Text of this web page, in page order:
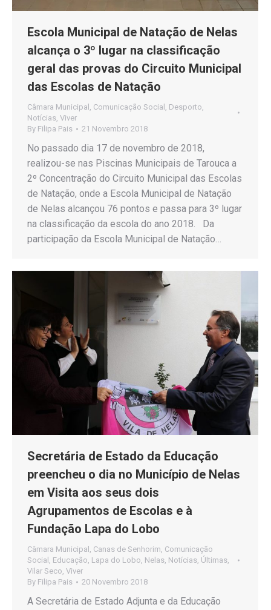
Escola Municipal de Natação de Nelas
alcança o 3º lugar na classificação
geral das provas do Circuito Municipal
das Escolas de Natação
Câmara Municipal Comunicação Social Desporto
Notícias Viver
By Filipa Pais 21 Novembro 2018
No passado dia 17 de novembro de 2018,
realizou-se nas Piscinas Municipais de Tarouca a
2º Concentração do Circuito Municipal das Escolas
de Natação, onde a Escola Municipal de Natação
de Nelas alcançou 76 pontos e passa para 3º lugar
na classificação da escola do ano 2018. Da
participação da Escola Municipal de Natação…
Secretária de Estado da Educação
preencheu o dia no Município de Nelas
em Visita aos seus dois
Agrupamentos de Escolas e à
Fundação Lapa do Lobo
Câmara Municipal , Canas de Senhorim, Comunicação
Social , Educação, Lapa do Lobo, Nelas, Notícias, Últimas,
Vilar Seco, Viver
By Filipa Pais 20 Novembro 2018
A Secretária de Estado Adjunta e da Educação